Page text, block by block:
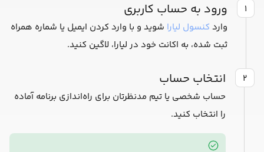
۱ ورود به حساب کاربری
وارد کنسول لیارا شوید و با وارد کردن ایمیل یا شماره همراه
ثبت شده، به اکانت خود در لیارا، لاگین کنید.
۲ انتخاب حساب
حساب شخصی یا تیم مدنظرتان برای راه‌اندازی برنامه آماده
را انتخاب کنید.